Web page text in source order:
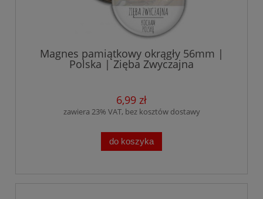
Magnes pamiątkowy okrągły 56mm |
Polska | Zięba Zwyczajna
6,99 zł
zawiera 23% VAT, bez kosztów dostawy
do koszyka